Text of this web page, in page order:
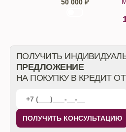
50 000 ₽
ПОЛУЧИТЬ
ПРЕДЛОЖЕНИЕ
НА ПОКУПКУ В КРЕДИТ ОТ
ПОЛУЧИТЬ КОНСУЛЬТАЦИЮ